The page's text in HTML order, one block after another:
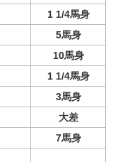
1 1/4馬身
5馬身
10馬身
1 1/4馬身
3馬身
大差
7馬身